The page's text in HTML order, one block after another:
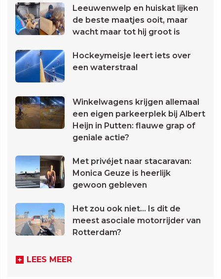
Leeuwenwelp en huiskat lijken
de beste maatjes ooit, maar
wacht maar tot hij groot is
Hockeymeisje leert iets over
een waterstraal
Winkelwagens krijgen allemaal
een eigen parkeerplek bij Albert
Heijn in Putten: flauwe grap of
geniale actie?
Met privéjet naar stacaravan:
Monica Geuze is heerlijk
gewoon gebleven
Het zou ook niet... Is dit de
meest asociale motorrijder van
Rotterdam?
LEES MEER